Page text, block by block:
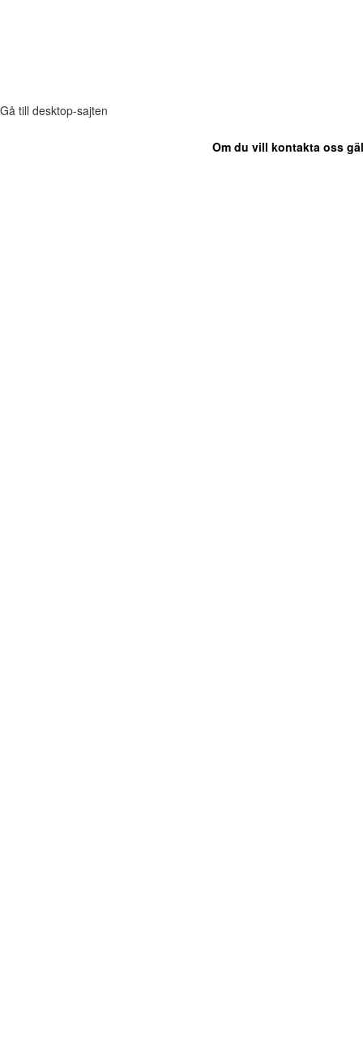
Gå till desktop-sajten
Om du vill kontakta oss